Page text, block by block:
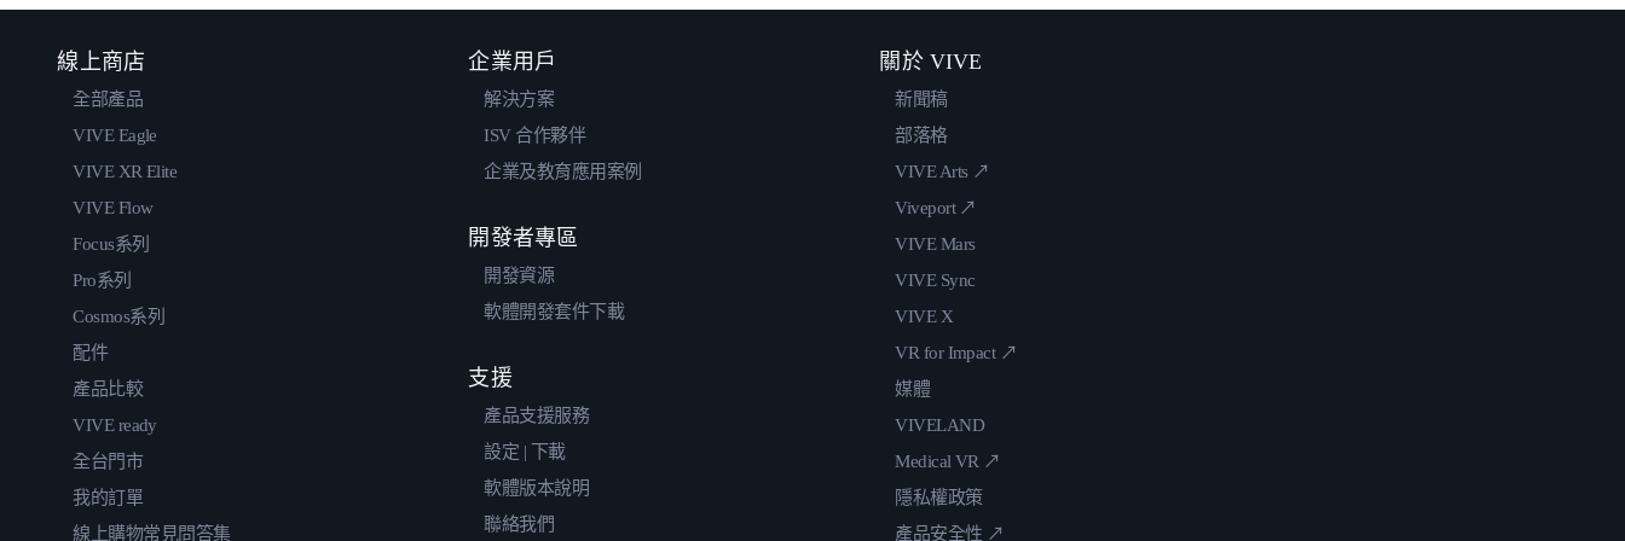
線上商店
全部產品
VIVE Eagle
VIVE XR Elite
VIVE Flow
Focus系列
Pro系列
Cosmos系列
配件
產品比較
VIVE ready
全台門市
我的訂單
線上購物常見問答集
企業用戶
解決方案
ISV 合作夥伴
企業及教育應用案例
開發者專區
開發資源
軟體開發套件下載
支援
產品支援服務
設定 | 下載
軟體版本說明
聯絡我們
關於 VIVE
新聞稿
部落格
VIVE Arts ↗
Viveport ↗
VIVE Mars
VIVE Sync
VIVE X
VR for Impact ↗
媒體
VIVELAND
Medical VR ↗
隱私權政策
產品安全性 ↗